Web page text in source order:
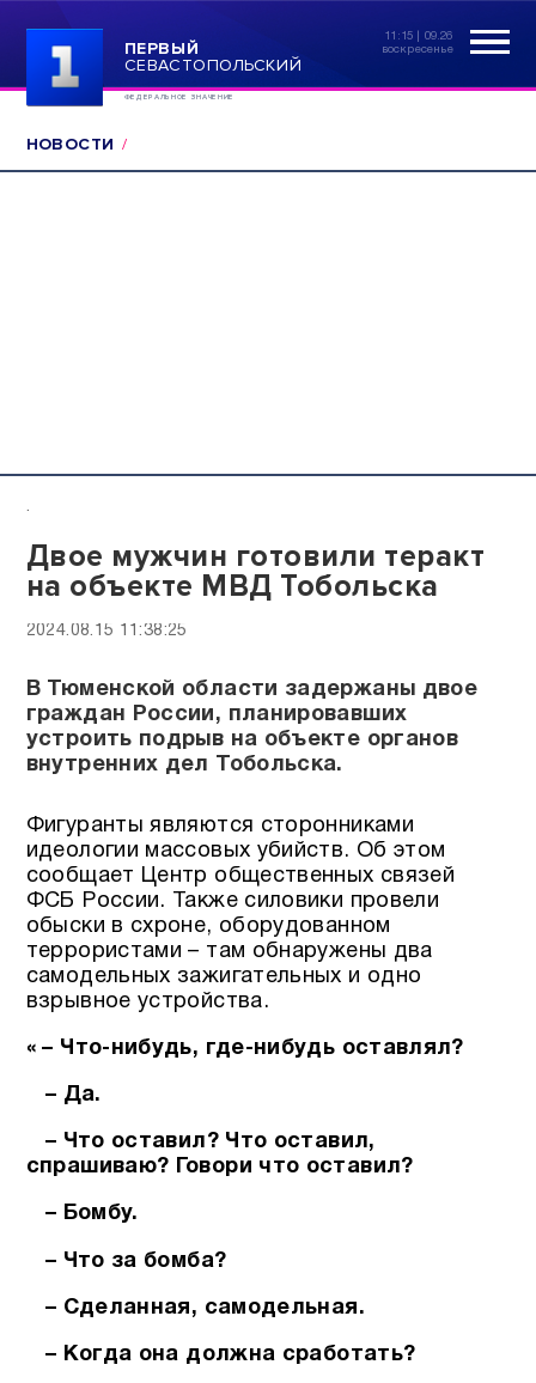
ПЕРВЫЙ
СЕВАСТОПОЛЬСКИЙ
ФЕДЕРАЛЬНОЕ ЗНАЧЕНИЕ
11:15 | 09.26
воскресенье
НОВОСТИ
.
Двое мужчин готовили теракт
на объекте МВД Тобольска
2024.08.15 11:38:25
В Тюменской области задержаны двое
граждан России, планировавших
устроить подрыв на объекте органов
внутренних дел Тобольска.
Фигуранты являются сторонниками
идеологии массовых убийств. Об этом
сообщает Центр общественных связей
ФСБ России. Также силовики провели
обыски в схроне, оборудованном
террористами – там обнаружены два
самодельных зажигательных и одно
взрывное устройства.
« – Что-нибудь, где-нибудь оставлял?
– Да.
– Что оставил? Что оставил,
спрашиваю? Говори что оставил?
– Бомбу.
– Что за бомба?
– Сделанная, самодельная.
– Когда она должна сработать?